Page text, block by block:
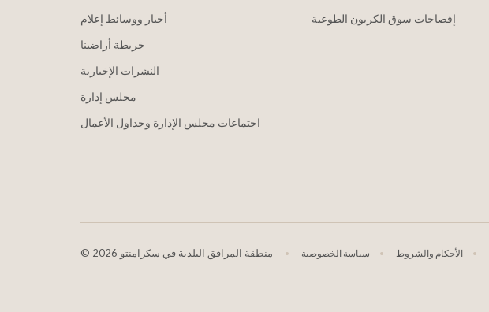
أخبار ووسائط إعلام
خريطة أراضينا
النشرات الإخبارية
مجلس إدارة
اجتماعات مجلس الإدارة وجداول الأعمال
إفصاحات سوق الكربون الطوعية
© 2026 منطقة المرافق البلدية في سكرامنتو سياسة الخصوصية الأحكام والشروط